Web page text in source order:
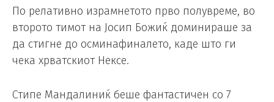
По релативно израмнетото прво полувреме, во
второто тимот на Јосип Божиќ доминираше за
да стигне до осминафиналето, каде што ги
чека хрватскиот Нексе.
Стипе Мандалиниќ беше фантастичен со 7